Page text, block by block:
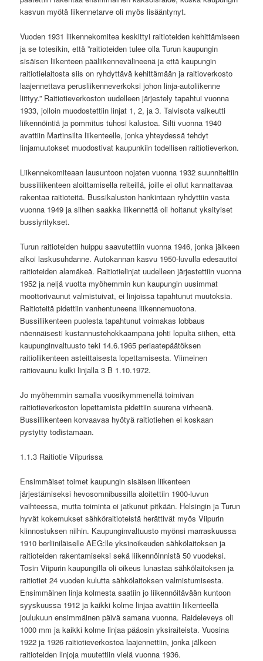
kasvun myötä liikennetarve oli myös lisääntynyt.
Vuoden 1931 liikennekomitea keskittyi raitioteiden kehittämiseen
ja se totesikin, että ”raitioteiden tulee olla Turun kaupungin
sisäisen liikenteen pääliikennevälineenä ja että kaupungin
raitiotielaitosta siis on ryhdyttävä kehittämään ja raitioverkosto
laajennettava perusliikenneverkoksi johon linja-autoliikenne
liittyy.” Raitiotieverkoston uudelleen järjestely tapahtui vuonna
1933, jolloin muodostettiin linjat 1, 2, ja 3. Talvisota vaikeutti
liikennöintiä ja pommitus tuhosi kalustoa. Silti vuonna 1940
avattiin Martinsilta liikenteelle, jonka yhteydessä tehdyt
linjamuutokset muodostivat kaupunkiin todellisen raitiotieverkon.
Liikennekomiteaan lausuntoon nojaten vuonna 1932 suunniteltiin
bussiliikenteen aloittamisella reiteillä, joille ei ollut kannattavaa
rakentaa raitioteitä. Bussikaluston hankintaan ryhdyttiin vasta
vuonna 1949 ja siihen saakka liikennettä oli hoitanut yksityiset
bussiyritykset.
Turun raitioteiden huippu saavutettiin vuonna 1946, jonka jälkeen
alkoi laskusuhdanne. Autokannan kasvu 1950-luvulla edesauttoi
raitioteiden alamäkeä. Raitiotielinjat uudelleen järjestettiin vuonna
1952 ja neljä vuotta myöhemmin kun kaupungin uusimmat
moottorivaunut valmistuivat, ei linjoissa tapahtunut muutoksia.
Raitioteitä pidettiin vanhentuneena liikennemuotona.
Bussiliikenteen puolesta tapahtunut voimakas lobbaus
näennäisesti kustannustehokkaampana johti lopulta siihen, että
kaupunginvaltuusto teki 14.6.1965 periaatepäätöksen
raitioliikenteen asteittaisesta lopettamisesta. Viimeinen
raitiovaunu kulki linjalla 3 B 1.10.1972.
Jo myöhemmin samalla vuosikymmenellä toimivan
raitiotieverkoston lopettamista pidettiin suurena virheenä.
Bussiliikenteen korvaavaa hyötyä raitiotiehen ei koskaan
pystytty todistamaan.
1.1.3 Raitiotie Viipurissa
Ensimmäiset toimet kaupungin sisäisen liikenteen
järjestämiseksi hevosomnibussilla aloitettiin 1900-luvun
vaihteessa, mutta toiminta ei jatkunut pitkään. Helsingin ja Turun
hyvät kokemukset sähköraitioteistä herättivät myös Viipurin
kiinnostuksen niihin. Kaupunginvaltuusto myönsi marraskuussa
1910 berliiniläiselle AEG:lle yksinoikeuden sähkölaitoksen ja
raitioteiden rakentamiseksi sekä liikennöinnistä 50 vuodeksi.
Tosin Viipurin kaupungilla oli oikeus lunastaa sähkölaitoksen ja
raitiotiet 24 vuoden kulutta sähkölaitoksen valmistumisesta.
Ensimmäinen linja kolmesta saatiin jo liikennöitävään kuntoon
syyskuussa 1912 ja kaikki kolme linjaa avattiin liikenteellä
joulukuun ensimmäinen päivä samana vuonna. Raideleveys oli
1000 mm ja kaikki kolme linjaa pääosin yksiraiteista. Vuosina
1922 ja 1926 raitiotieverkostoa laajennettiin, jonka jälkeen
raitioteiden linjoja muutettiin vielä vuonna 1936.